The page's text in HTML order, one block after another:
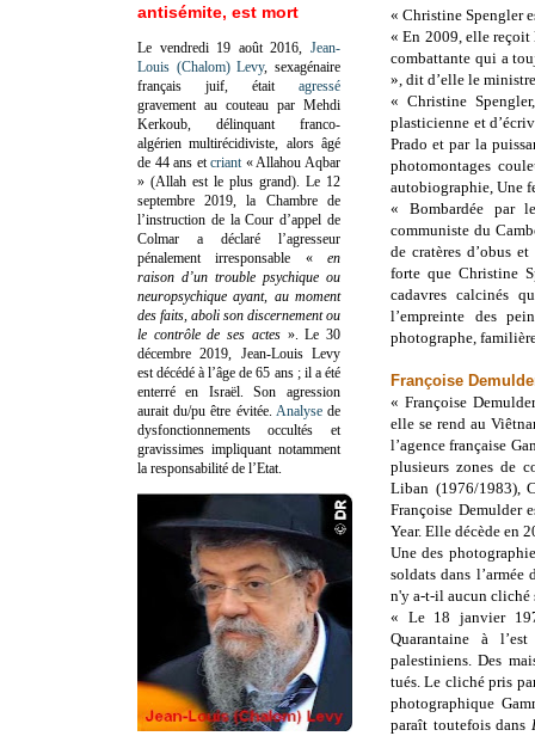
« Christine Spengler
« En 2009, elle
combattante qui a
», dit d’elle le
« Christine
plasticienne et
Prado et par la
photomontages
autobiographie, Une
« Bombardée par
communiste du
de cratères d’obus
forte que Christine
cadavres calcinés
l’empreinte des
photographe,
Françoise
« Françoise
elle se rend au
l’agence française
plusieurs zones de
Liban (1976/1983),
Françoise Demulder
Year. Elle décède en
Une des
soldats dans
n'y a-t-il aucun cliché
« Le 18 janvier
Quarantaine à
palestiniens. Des
tués. Le cliché pris
photographique
paraît toutefois dans
antisémite, est mort
Le vendredi 19 août 2016, Jean-
Louis (Chalom) Levy, sexagénaire
français juif, était agressé
gravement au couteau par Mehdi
Kerkoub, délinquant franco-
algérien multirécidiviste, alors âgé
de 44 ans etcriant « Allahou Aqbar
» (Allah est le plus grand). Le 12
septembre 2019, la Chambre de
l’instruction de la Cour d’appel de
Colmar a déclaré l’agresseur
pénalement irresponsable «en
raison d’un trouble psychique ou
neuropsychique ayant, au moment
des faits, aboli son discernement ou
le contrôle de ses actes». Le 30
décembre 2019, Jean-Louis Levy
est décédé à l’âge de 65 ans ; il a été
enterré en Israël. Son agression
aurait du/pu être évitée. Analysede
dysfonctionnements occultés et
gravissimes impliquant notamment
la responsabilité de l’Etat.